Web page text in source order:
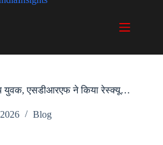
युवक, एसडीआरएफ ने किया रेस्क्यू…
Blog